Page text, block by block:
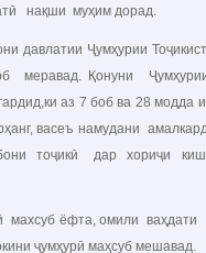
нақши муҳим дорад.
Ҷумҳурии
меравад. Қонуни
аз 7 боб ва 28
васеъ намудани
тоҷикӣ дар хориҷи
ёфта, омили ваҳдати
ҷумҳурӣ маҳсуб мешавад.